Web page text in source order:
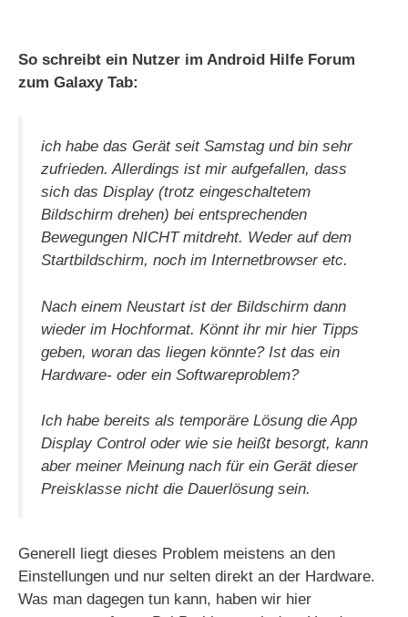
So schreibt ein Nutzer im Android Hilfe Forum
zum Galaxy Tab:
ich habe das Gerät seit Samstag und bin sehr
zufrieden. Allerdings ist mir aufgefallen, dass
sich das Display (trotz eingeschaltetem
Bildschirm drehen) bei entsprechenden
Bewegungen NICHT mitdreht. Weder auf dem
Startbildschirm, noch im Internetbrowser etc.
Nach einem Neustart ist der Bildschirm dann
wieder im Hochformat. Könnt ihr mir hier Tipps
geben, woran das liegen könnte? Ist das ein
Hardware- oder ein Softwareproblem?
Ich habe bereits als temporäre Lösung die App
Display Control oder wie sie heißt besorgt, kann
aber meiner Meinung nach für ein Gerät dieser
Preisklasse nicht die Dauerlösung sein.
Generell liegt dieses Problem meistens an den
Einstellungen und nur selten direkt an der Hardware.
Was man dagegen tun kann, haben wir hier